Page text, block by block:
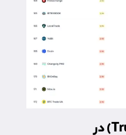
امتیاز اعتماد (Trust Score) در